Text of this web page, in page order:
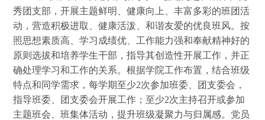
秀团支部，开展主题鲜明、健康向上、丰富多彩的班团活
动，营造积极进取、健康活泼、和谐友爱的优良班风。按
照思想素质高、学习成绩优、工作能力强和奉献精神好的
原则选拔和培养学生干部，指导其创造性开展工作，并正
确处理学习和工作的关系。根据学院工作布置，结合班级
特点和同学需求，每学期至少2次参加班委、团支委会，
指导班委、团支委会开展工作；至少2次主持召开或参加
主题班会、班集体活动，提升班级凝聚力与归属感。党员